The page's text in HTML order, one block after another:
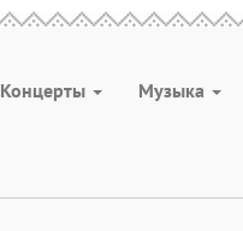
Концерты Музыка